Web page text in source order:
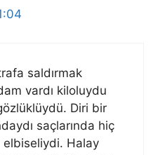
saldırmak
vardı kiloluydu
Diri bir
saçlarında hiç
elbiseliydi. Halay